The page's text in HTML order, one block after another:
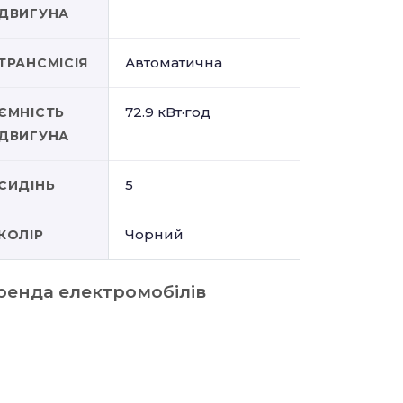
Автоматична
72.9 кВт·год
5
Чорний
електромобілів